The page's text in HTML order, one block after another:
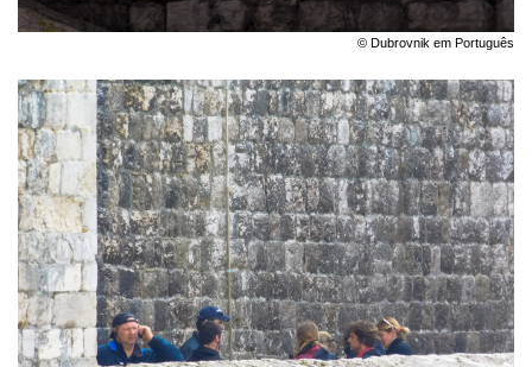
© Dubrovnik em Português